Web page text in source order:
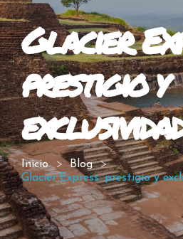
Glacier
prestigio y
Inicio
Blog
Glacier Express: prestigio y